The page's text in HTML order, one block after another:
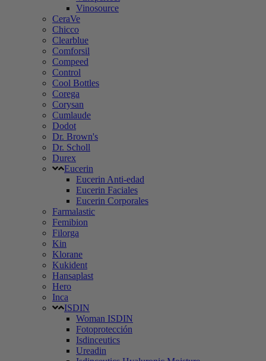
Vinosource
CeraVe
Chicco
Clearblue
Comforsil
Compeed
Control
Cool Bottles
Corega
Corysan
Cumlaude
Dodot
Dr. Brown's
Dr. Scholl
Durex
Eucerin
Eucerin Anti-edad
Eucerin Faciales
Eucerin Corporales
Farmalastic
Femibion
Filorga
Kin
Klorane
Kukident
Hansaplast
Hero
Inca
ISDIN
Woman ISDIN
Fotoprotección
Isdinceutics
Ureadin